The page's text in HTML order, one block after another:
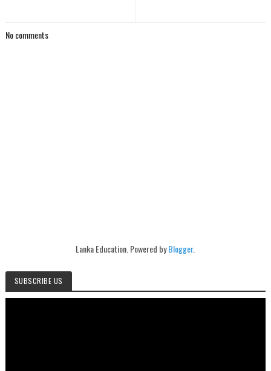
No comments
Lanka Education. Powered byBlogger.
SUBSCRIBE US